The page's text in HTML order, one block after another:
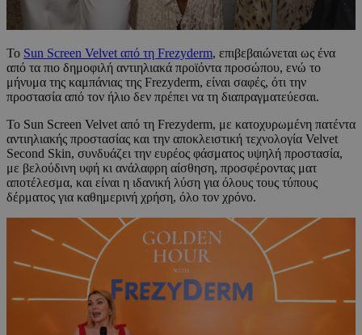
Το Sun Screen Velvet από τη Frezyderm, επιβεβαιώνεται ως ένα
από τα πιο δημοφιλή αντιηλιακά προϊόντα προσώπου, ενώ το
μήνυμα της καμπάνιας της Frezyderm, είναι σαφές, ότι την
προστασία από τον ήλιο δεν πρέπει να τη διαπραγματεύεσαι.
Το Sun Screen Velvet από τη Frezyderm, με κατοχυρωμένη πατέντα
αντιηλιακής προστασίας και την αποκλειστική τεχνολογία Velvet
Second Skin, συνδυάζει την ευρέος φάσματος υψηλή προστασία,
με βελούδινη υφή κι ανάλαφρη αίσθηση, προσφέροντας ματ
αποτέλεσμα, και είναι η ιδανική λύση για όλους τους τύπους
δέρματος για καθημερινή χρήση, όλο τον χρόνο.